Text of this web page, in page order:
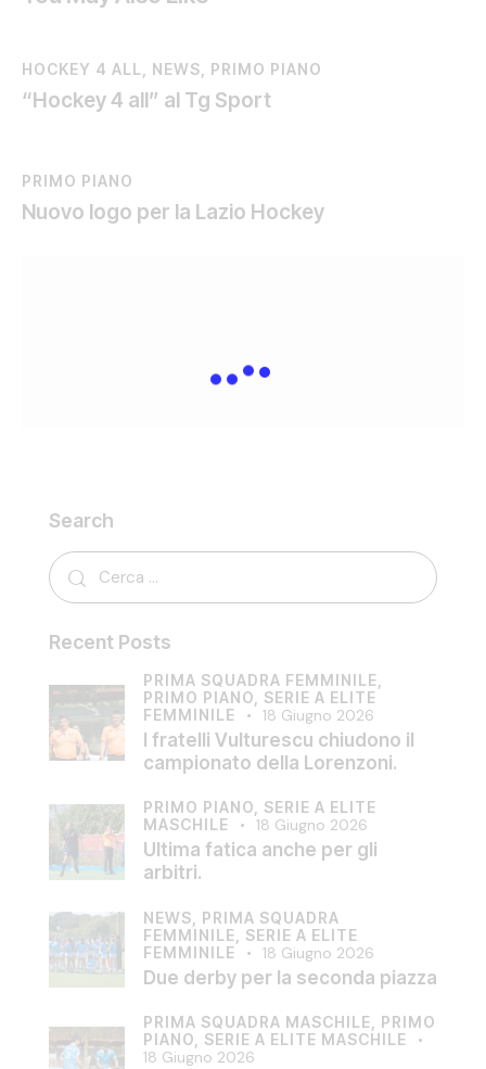
HOCKEY 4 ALL NEWS PRIMO PIANO
“Hockey 4 all” al Tg Sport
PRIMO PIANO
Nuovo logo per la Lazio Hockey
Search
Recent Posts
PRIMA SQUADRA FEMMINILE,
PRIMO PIANO, SERIE A ELITE
FEMMINILE
18 Giugno 2026
I fratelli Vulturescu chiudono il
campionato della Lorenzoni.
PRIMO PIANO, SERIE A ELITE
MASCHILE
18 Giugno 2026
Ultima fatica anche per gli
arbitri.
NEWS, PRIMA SQUADRA
FEMMINILE, SERIE A ELITE
FEMMINILE
18 Giugno 2026
Due derby per la seconda piazza
PRIMA SQUADRA MASCHILE, PRIMO
PIANO, SERIE A ELITE MASCHILE
18 Giugno 2026